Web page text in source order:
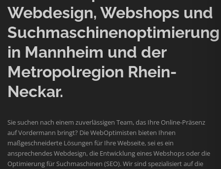
Webdesign, Webshops und
Suchmaschinenoptimierung
in Mannheim und der
Metropolregion Rhein-
Neckar.
Sie suchen nach einem zuverlässigen Team, das Ihre Online-Präsenz
auf Vordermann bringt? Die WebOptimisten bieten Ihnen
maßgeschneiderte Lösungen für Ihre Webseite, sei es ein
ansprechendes Webdesign, die Entwicklung eines Webshops oder die
Optimierung für Suchmaschinen (SEO). Wir sind spezialisiert auf die